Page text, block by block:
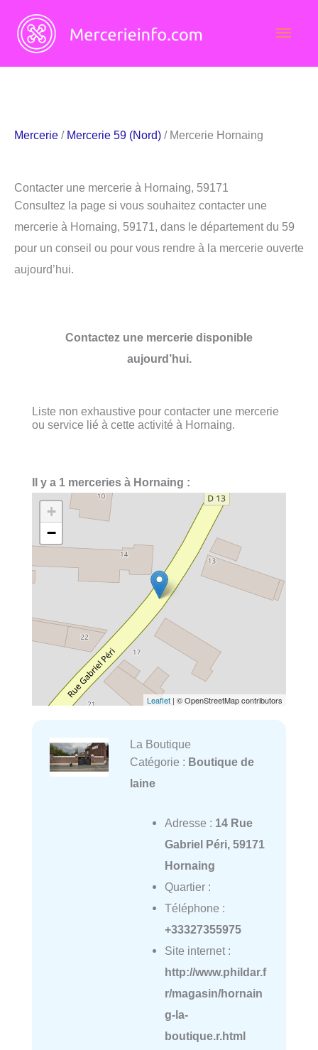
contenu
Mercerie / Mercerie 59 (Nord) / Mercerie Hornaing
Contacter une mercerie à Hornaing, 59171
Consultez la page si vous souhaitez contacter une
mercerie à Hornaing, 59171, dans le département du 59
pour un conseil ou pour vous rendre à la mercerie ouverte
aujourd’hui.
Contactez une mercerie disponible
aujourd’hui.
Liste non exhaustive pour contacter une mercerie
ou service lié à cette activité à Hornaing.
Il y a 1 merceries à Hornaing :
+
−
Leaflet | © OpenStreetMap contributors
La Boutique
Catégorie : Boutique de
laine
Adresse : 14 Rue
Gabriel Péri, 59171
Hornaing
Quartier :
Téléphone :
+33327355975
Site internet :
http://www.phildar.f
r/magasin/hornain
g-la-
boutique.r.html